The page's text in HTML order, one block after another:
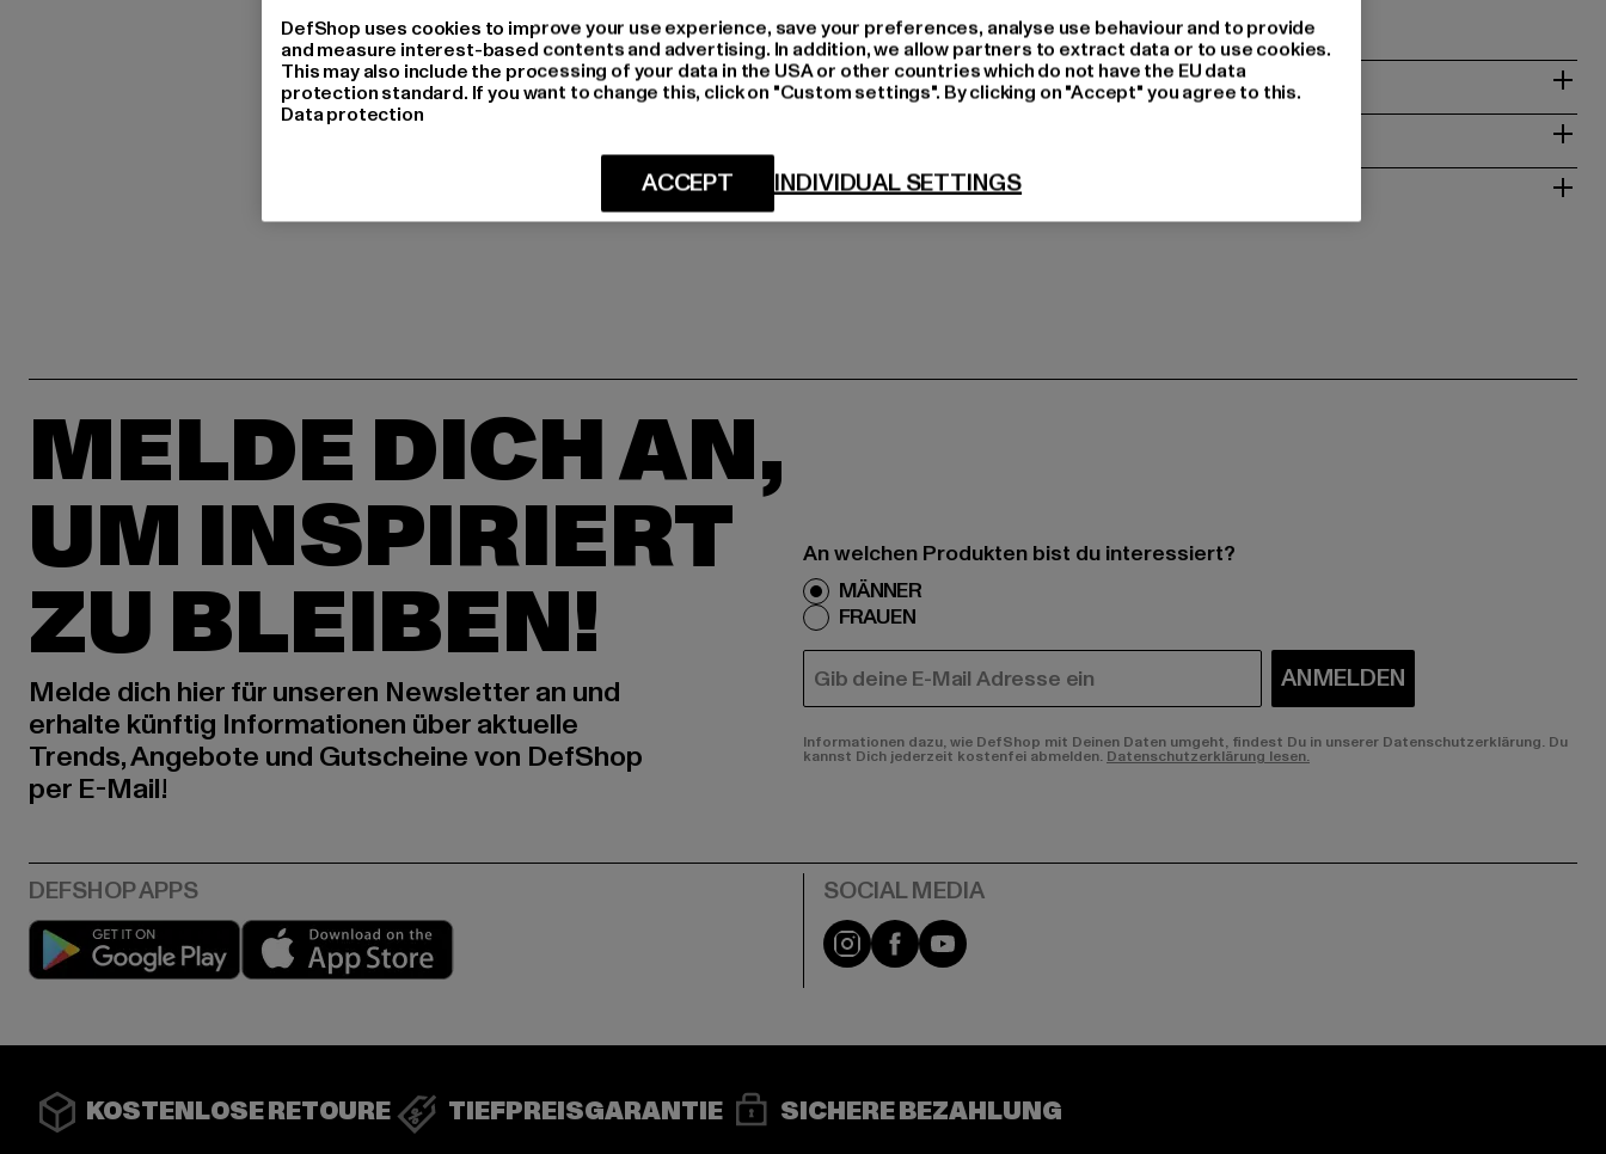
GRÖSSE & PASSFORM
LIEFERUNG & RÜCKGABE
MELDE DICH AN,
UM INSPIRIERT
ZU BLEIBEN!
Melde dich hier für unseren Newsletter an und
erhalte künftig Informationen über aktuelle
Trends, Angebote und Gutscheine von DefShop
per E-Mail!
An welchen Produkten bist du interessiert?
MÄNNER
FRAUEN
E-MAIL ANMELDEN
Informationen dazu, wie DefShop mit Deinen Daten umgeht, findest Du in unserer Datenschutzerklärung. Du
kannst Dich jederzeit kostenfei abmelden. Datenschutzerklärung lesen.
Play market Instagram
FacebookYouTube
KOSTENLOSE RETOURE TIEFPREISGARANTIE SICHERE BEZAHLUNG
DefShop uses cookies to improve your use experience, save your preferences, analyse use behaviour and to provide
and measure interest-based contents and advertising. In addition, we allow partners to extract data or to use cookies.
This may also include the processing of your data in the USA or other countries which do not have the EU data
protection standard. If you want to change this, click on "Custom settings". By clicking on "Accept" you agree to this.
Data protection
INDIVIDUAL SETTINGS
ACCEPT